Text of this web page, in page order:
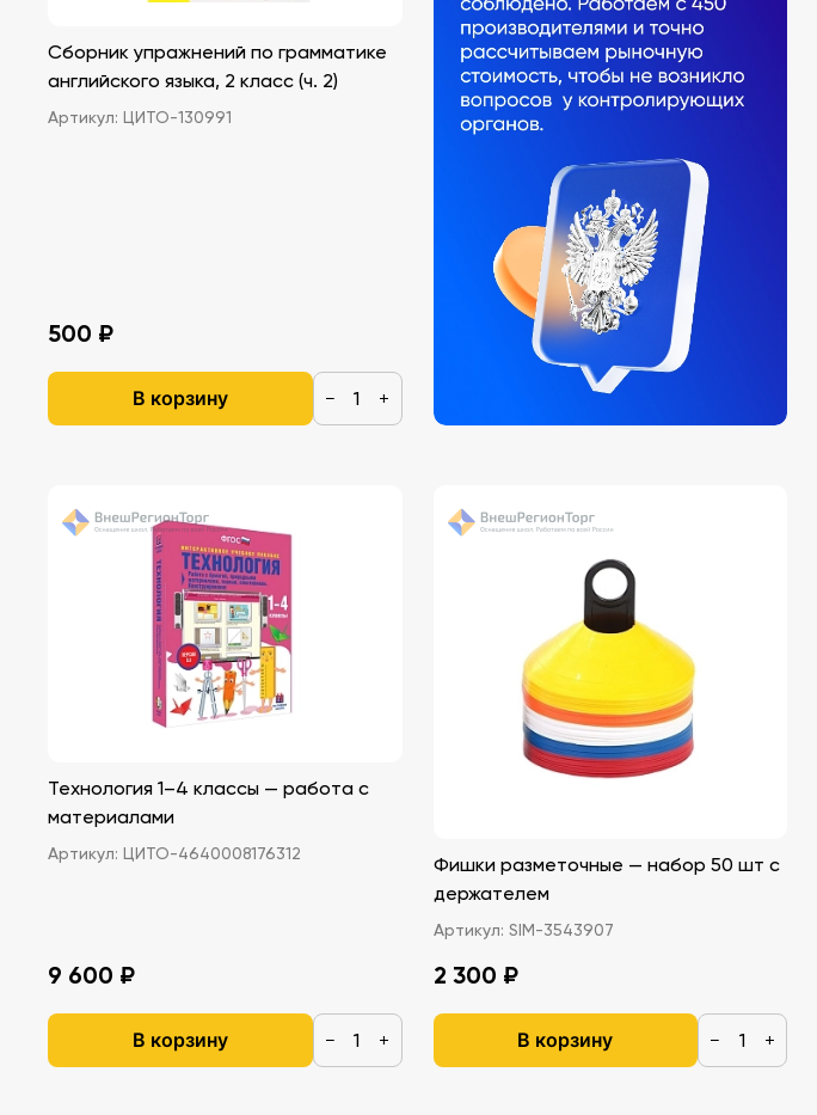
Сборник упражнений по грамматике
английского языка, 2 класс (ч. 2)
Артикул: ЦИТО-130991
500 ₽
В корзину − +
Технология 1–4 классы — работа с
материалами
Артикул: ЦИТО-4640008176312
9 600 ₽
В корзину − +
Фишки разметочные — набор 50 шт с
держателем
Артикул: SIM-3543907
2 300 ₽
В корзину − +